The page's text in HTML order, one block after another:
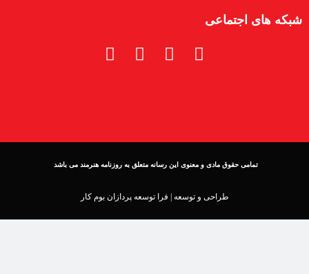
شبکه های اجتماعی
تمامی حقوق مادی و معنوی این رسانه متعلق به روزنامه هنرمند می باشد
طراحی و توسعه | فرا توسعه پردازان بوم کار